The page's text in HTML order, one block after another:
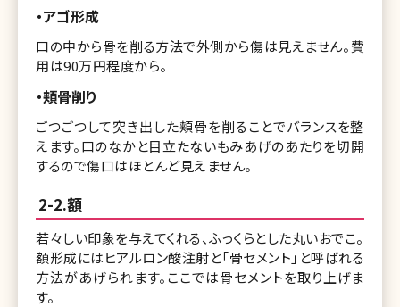
・アゴ形成
口の中から骨を削る方法で外側から傷は見えません。費
用は90万円程度から。
・頬骨削り
ごつごつして突き出した頬骨を削ることでバランスを整
えます。口のなかと目立たないもみあげのあたりを切開
するので傷口はほとんど見えません。
2-2.額
若々しい印象を与えてくれる、ふっくらとした丸いおでこ。
額形成にはヒアルロン酸注射と「骨セメント」と呼ばれる
方法があげられます。ここでは骨セメントを取り上げま
す。